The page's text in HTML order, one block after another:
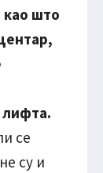
као што
лифта.
се
су и